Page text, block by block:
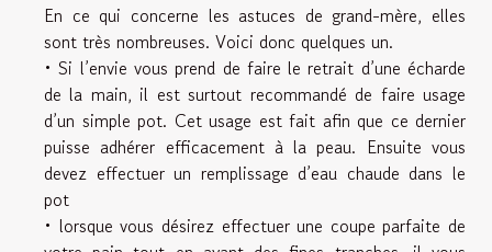
En ce qui concerne les astuces de grand-mère, elles
sont très nombreuses. Voici donc quelques un.
• Si l’envie vous prend de faire le retrait d’une écharde
de la main, il est surtout recommandé de faire usage
d’un simple pot. Cet usage est fait afin que ce dernier
puisse adhérer efficacement à la peau. Ensuite vous
devez effectuer un remplissage d’eau chaude dans le
pot
• lorsque vous désirez effectuer une coupe parfaite de